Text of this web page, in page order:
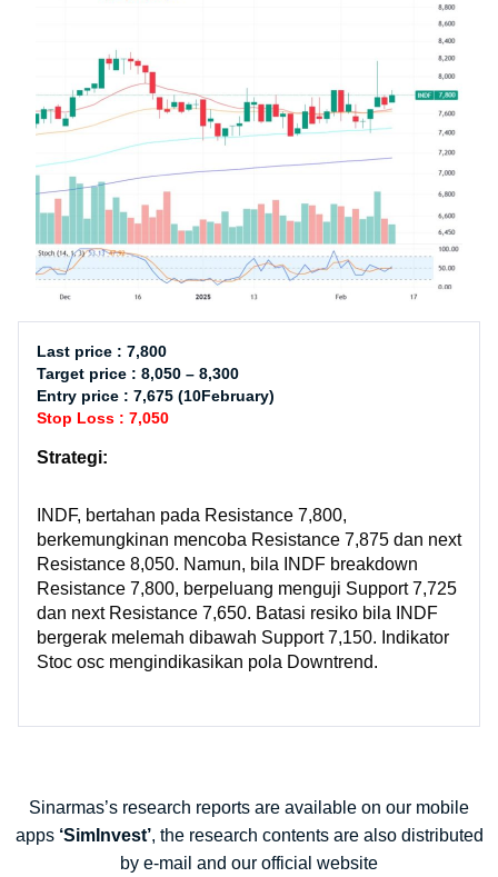
Last price : 7,800
Target price : 8,050 – 8,300
Entry price : 7,675 (10February)
Stop Loss : 7,050
Strategi:
INDF, bertahan pada Resistance 7,800,
berkemungkinan mencoba Resistance 7,875 dan next
Resistance 8,050. Namun, bila INDF breakdown
Resistance 7,800, berpeluang menguji Support 7,725
dan next Resistance 7,650. Batasi resiko bila INDF
bergerak melemah dibawah Support 7,150. Indikator
Stoc osc mengindikasikan pola Downtrend.
Sinarmas’s research reports are available on our mobile
apps‘SimInvest’, the research contents are also distributed
by e-mail and our official website